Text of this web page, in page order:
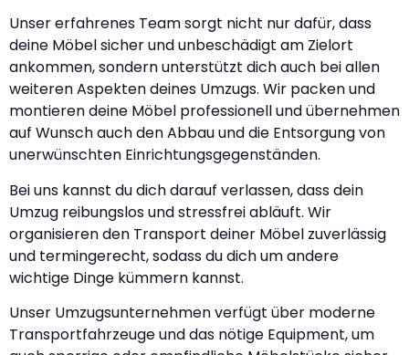
Unser erfahrenes Team sorgt nicht nur dafür, dass
deine Möbel sicher und unbeschädigt am Zielort
ankommen, sondern unterstützt dich auch bei allen
weiteren Aspekten deines Umzugs. Wir packen und
montieren deine Möbel professionell und übernehmen
auf Wunsch auch den Abbau und die Entsorgung von
unerwünschten Einrichtungsgegenständen.
Bei uns kannst du dich darauf verlassen, dass dein
Umzug reibungslos und stressfrei abläuft. Wir
organisieren den Transport deiner Möbel zuverlässig
und termingerecht, sodass du dich um andere
wichtige Dinge kümmern kannst.
Unser Umzugsunternehmen verfügt über moderne
Transportfahrzeuge und das nötige Equipment, um